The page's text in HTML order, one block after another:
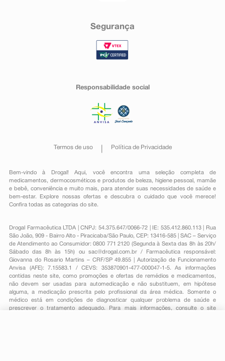
Segurança
Responsabilidade social
Termos de uso Política de Privacidade
Bem-vindo à Drogal! Aqui, você encontra uma seleção completa de
medicamentos , dermocosméticos e produtos de beleza, higiene pessoal ,mamãe
e bebê, conveniênciae muito mais, para atender suas necessidades de saúde e
bem-estar. Explore nossas ofertas e descubra o cuidado que você merece!
Confira todas as categorias do site.
Drogal Farmacêutica LTDA | CNPJ: 54.375.647/0066-72 | IE: 535.412.860.113 | Rua
São João, 909 - Bairro Alto - Piracicaba/São Paulo, CEP: 13416-585 | SAC – Serviço
de Atendimento ao Consumidor: 0800 771 2120 (Segunda à Sexta das 8h às 20h/
Sábado das 8h às 15h) ou sac@drogal.com.br/ Farmacêutica responsável:
Giovanna do Rosario Martins – CRF/SP 49.855 | Autorização de Funcionamento
Anvisa (AFE): 7.15583.1 / CEVS: 353870901-477-000047-1-5. As informações
contidas neste site, como promoções e ofertas de remédios e medicamentos,
não devem ser usadas para automedicação e não substituem, em hipótese
alguma, a medicação prescrita pelo profissional da área médica. Somente o
médico está em condições de diagnosticar qualquer problema de saúde e
prescrever o tratamento adequado. Para mais informações, consulte o site